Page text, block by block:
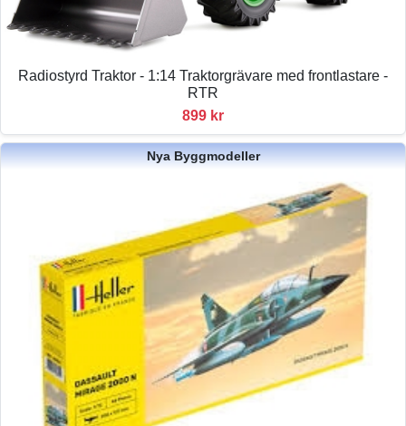
Radiostyrd Traktor - 1:14 Traktorgrävare med frontlastare -
RTR
899 kr
Nya Byggmodeller